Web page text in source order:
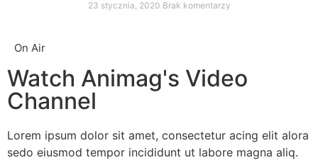
23 stycznia, 2020 Brak komentarzy
On Air
Watch Animag's Video
Channel
Lorem ipsum dolor sit amet, consectetur acing elit alora
sedo eiusmod tempor incididunt ut labore magna aliq.